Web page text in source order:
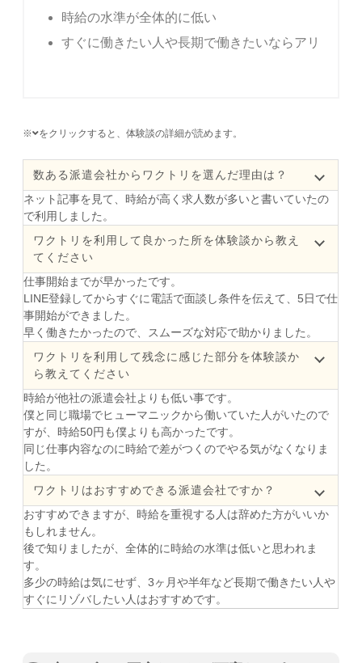
時給の水準が全体的に低い
すぐに働きたい人や長期で働きたいならアリ
※ をクリックすると、体験談の詳細が読めます。
数ある派遣会社からワクトリを選んだ理由は？
ネット記事を見て、時給が高く求人数が多いと書いていたの
で利用しました。
ワクトリを利用して良かった所を体験談から教え
てください
仕事開始までが早かったです。
LINE登録してからすぐに電話で面談し条件を伝えて、5日で仕
事開始ができました。
早く働きたかったので、スムーズな対応で助かりました。
ワクトリを利用して残念に感じた部分を体験談か
ら教えてください
時給が他社の派遣会社よりも低い事です。
僕と同じ職場でヒューマニックから働いていた人がいたので
すが、時給50円も僕よりも高かったです。
同じ仕事内容なのに時給で差がつくのでやる気がなくなりま
した。
ワクトリはおすすめできる派遣会社ですか？
おすすめできますが、時給を重視する人は辞めた方がいいか
もしれません。
後で知りましたが、全体的に時給の水準は低いと思われま
す。
多少の時給は気にせず、3ヶ月や半年など長期で働きたい人や
すぐにリゾバしたい人はおすすめです。